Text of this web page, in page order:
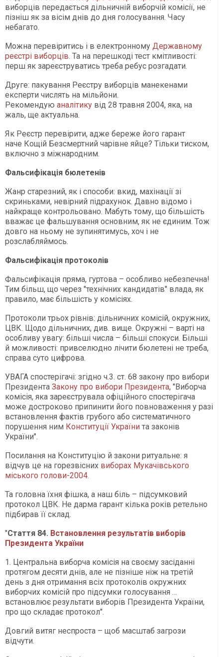
виборців передається дільничній виборчій комісії, не
пізніш як за вісім днів до дня голосування. Часу
небагато.
Можна перевіритись і в електронному Державному
реєстрі виборців. Та на перешкоді тест кмітливості:
перш як зареєструватись треба ребус розгадати.
Друге: пакування Реєстру виборців манекенами
експерти числять на мільйони.
Рекомендую аналітику від 28 травня 2004, яка, на
жаль, ще актуальна.
Як Реєстр перевірити, адже береже його гарант
наче Кощій Безсмертний чарівне яйце? Тільки тиском,
включно з міжнародним.
Фальсифікація бюлетенів
Жанр старезний, як і способи: вкид, махінації зі
скриньками, невірний підрахунок. Давно відомо і
найкраще контрольовано. Мабуть тому, що більшість
вважає це фальшування основним, як не єдиним. Тож
довго на ньому не зупинятимусь, хоч і не
розслабляймось.
Фальсифікація протоколів
Фальсифікація пряма, гуртова – особливо небезпечна!
Тим більш, що через "технічних кандидатів" влада, як
правило, має більшість у комісіях.
Протоколи трьох рівнів: дільничних комісій, окружних,
ЦВК. Щодо дільничних, див. вище. Окружні – варті на
особливу увагу: більші числа – більші спокуси. Більші
й можливості: привселюдно лічити бюлетені не треба,
справа суто цифрова.
УВАГА спостерігачі: згідно ч.3. ст. 68 закону про вибори
Президента Закону про вибори Президента, "Виборча
комісія, яка зареєструвала офіційного спостерігача
може достроково припинити його повноваження у разі
встановлення фактів грубого або систематичного
порушення ним Конституції України та законів
України".
Посилання на Конституцію й закони ритуальне: я
відчув це на горезвісних виборах Мукачівського
міського голови-2004.
Та головна їхня фішка, а наш біль – підсумковий
протокол ЦВК. Не дарма гарант кілька років ретельно
підбирав її склад.
"Стаття 84. Встановлення результатів виборів
Президента України
1. Центральна виборча комісія на своєму засіданні
протягом десяти днів, але не пізніше ніж на третій
день з дня отримання всіх протоколів окружних
виборчих комісій про підсумки голосування …
встановлює результати виборів Президента України,
про що складає протокол".
Довгий витяг неспроста – щоб масштаб загрози
відчути.